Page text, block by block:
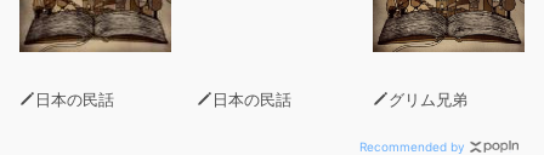
日本の民話 日本の民話 グリム兄弟
Recommended by